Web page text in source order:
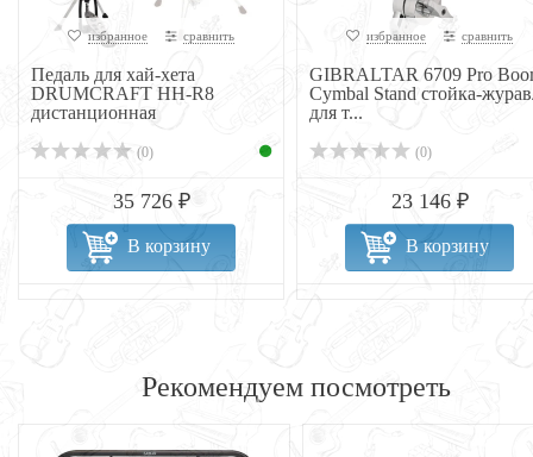
избранное сравнить
Педаль для хай-хета
DRUMCRAFT HH-R8
дистанционная
(0)
35 726 ₽
В корзину
избранное сравнить
GIBRALTAR 6709 Pro
Cymbal Stand стойка-
для т...
(0)
23 146 ₽
В корзину
Рекомендуем посмотреть